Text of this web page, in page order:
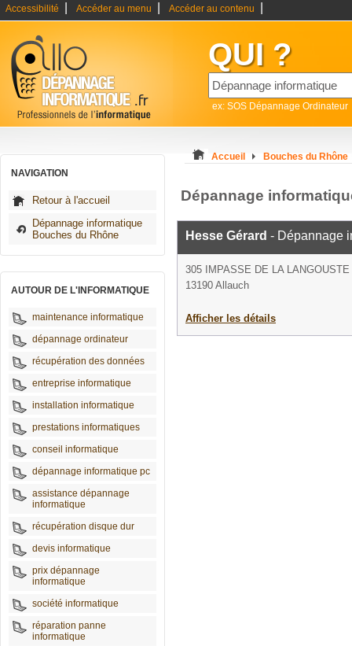
Accessibilité Accéder au menu Accéder au contenu
QUI ?
ex: SOS Dépannage Ordinateur
NAVIGATION
Retour à l'accueil
Dépannage informatique
Bouches du Rhône
AUTOUR DE L'INFORMATIQUE
maintenance informatique
dépannage ordinateur
récupération des données
entreprise informatique
installation informatique
prestations informatiques
conseil informatique
dépannage informatique pc
assistance dépannage
informatique
récupération disque dur
devis informatique
prix dépannage
informatique
société informatique
réparation panne
informatique
Accueil Bouches du Rhône
Dépannage
Hesse Gérard - Dépannage
305 IMPASSE DE LA LANGOUSTE
13190 Allauch
Afficher les détails